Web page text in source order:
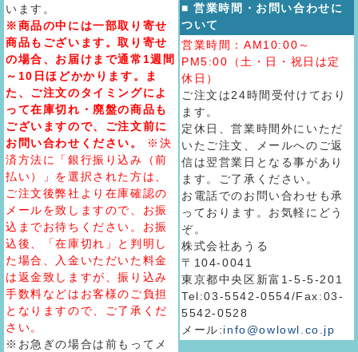
います。
※商品の中には一部取り寄せ
商品もございます。取り寄せ
の場合、お届けまで通常1週間
～10日ほどかかります。ま
た、ご注文のタイミングによ
って在庫切れ・廃盤の商品も
ございますので、ご注文前に
お問い合わせください。
※決
済方法に「銀行振り込み（前
払い）」を選択された方は、
ご注文後弊社より在庫確認の
メールを致しますので、お振
込までお待ちください。お振
込後、「在庫切れ」と判明し
た場合、入金いただいた料金
は返金致しますが、振り込み
手数料などはお客様のご負担
となりますので、ご了承くだ
さい。
※お急ぎの場合は前もってメ
■ 営業時間・お問い合わせに
ついて
営業時間：AM10:00～
PM5:00（土・日・祝日は定
休日）
ご注文は24時間受付けており
ます。
定休日、営業時間外にいただ
いたご注文、メールへのご返
信は翌営業日となる事があり
ます。ご了承ください。
お電話でのお問い合わせも承
っております。お気軽にどう
ぞ。
株式会社あうる
〒104-0041
東京都中央区新富1-5-5-201
Tel:03-5542-0554/Fax:03-
5542-0528
メール:info@owlowl.co.jp